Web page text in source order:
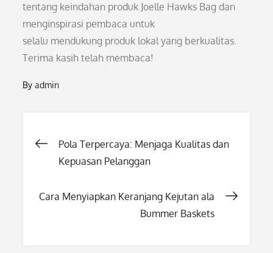
tentang keindahan produk Joelle Hawks Bag dan
menginspirasi pembaca untuk
selalu mendukung produk lokal yang berkualitas.
Terima kasih telah membaca!
Byadmin
Post
Pola Terpercaya: Menjaga Kualitas dan
Kepuasan Pelanggan
Cara Menyiapkan Keranjang Kejutan ala
Bummer Baskets